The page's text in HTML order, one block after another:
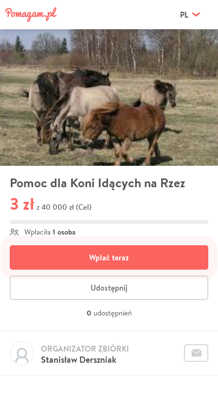
PL
Pomoc dla Koni Idących na Rzez
3 zł z 40 000 zł (Cel)
Wpłaciła 1 osoba
Wpłać teraz
Udostępnij
0 udostępnień
Stanisław Derszniak
ORGANIZATOR ZBIÓRKI